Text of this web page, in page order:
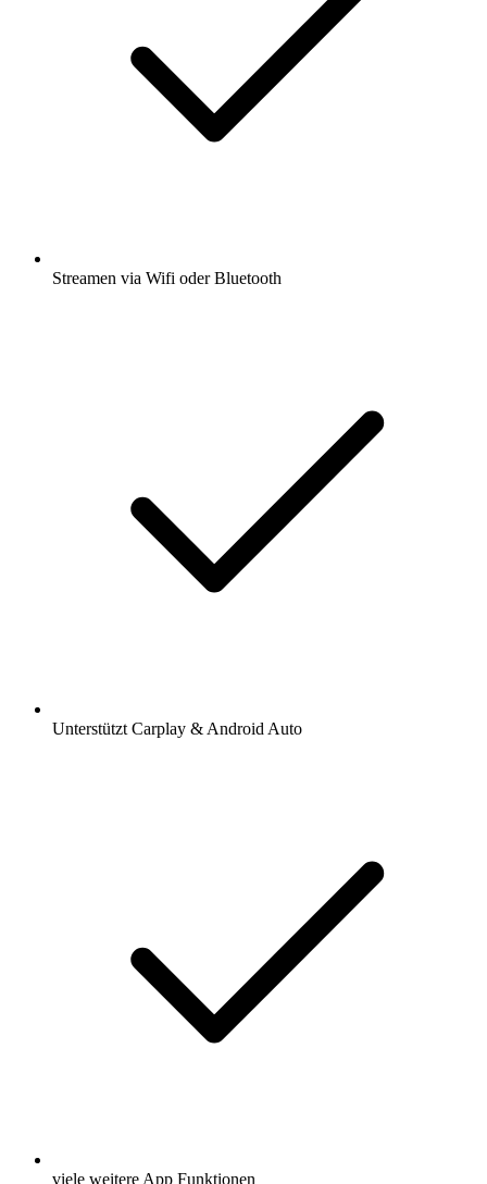
Streamen via Wifi oder Bluetooth
Unterstützt Carplay & Android Auto
viele weitere App Funktionen